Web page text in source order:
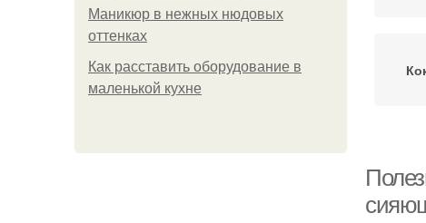
Маникюр в нежных нюдовых
оттенках
Как расставить оборудование в
маленькой кухне